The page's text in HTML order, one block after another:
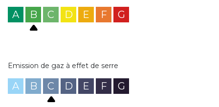
A B C D E F G
Emission de gaz à effet de serre
A B C D E F G